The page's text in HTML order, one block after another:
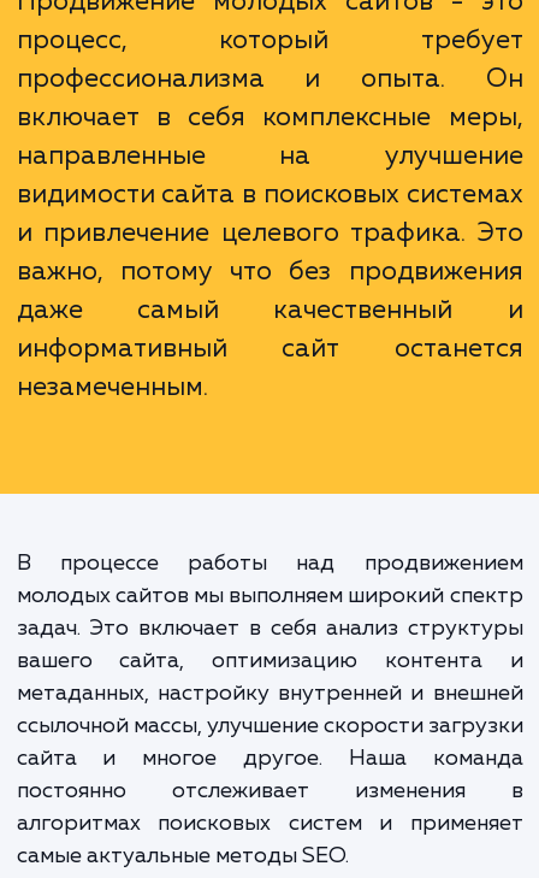
может стать основой для
стабильного роста вашего бизнеса.
Продвижение молодых сайтов -
процесс, который
профессионализма и опыта.
включает в себя комплексные
направленные на
даже самый
информативный сайт
незамеченным.
В процессе работы над
молодых сайтов мы выполняем широкий